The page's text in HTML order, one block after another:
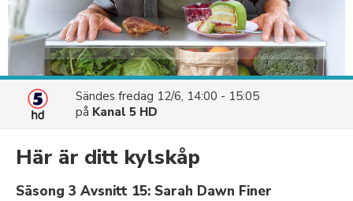
Sändes fredag 12/6, 14:00 - 15:05
på Kanal 5 HD
Här är ditt kylskåp
Säsong 3 Avsnitt 15: Sarah Dawn Finer